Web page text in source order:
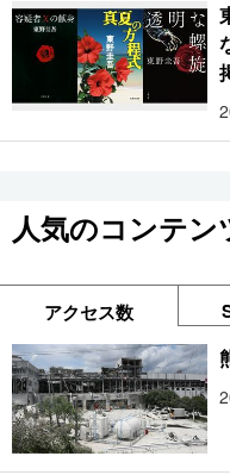
人気のコンテン
アクセス数